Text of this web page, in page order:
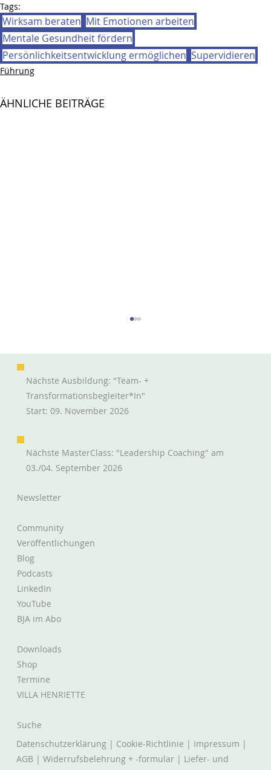
Tags:
Wirksam beraten Mit Emotionen arbeiten
Mentale Gesundheit fördern
Persönlichkeitsentwicklung ermöglichen Supervidieren
Führung
ÄHNLICHE BEITRÄGE
Die Coachinghaltung zu verlieren geht
schnell. Sie wiederzufinden lohnt sich.
Newsletter
Community
Veröffentlichungen
Blog
Podcasts
LinkedIn
YouTube
BJA im Abo
Downloads
Shop
Termine
VILLA HENRIETTE
Suche
Datenschutzerklärung | Cookie-Richtlinie | Impressum |
AGB |Widerrufsbelehrung + -formular | Liefer- und
Nächste Ausbildung: "Team- +
Transformationsbegleiter*in"
Start: 09. November 2026
Nächste MasterClass: "Leadership Coaching" am
03./04. September 2026